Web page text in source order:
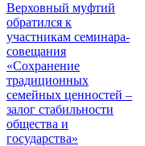
Верховный муфтий
обратился к
участникам семинара-
совещания
«Сохранение
традиционных
семейных ценностей –
залог стабильности
общества и
государства»